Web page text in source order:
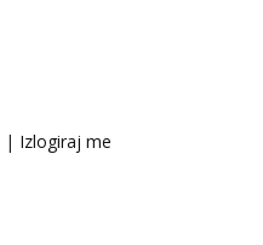
| Izlogiraj me